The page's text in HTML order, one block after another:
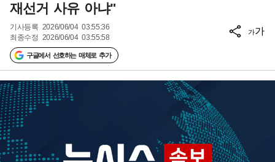
재선거 사유 아냐"
기사등록 2026/06/04 03:55:36
최종수정 2026/06/04 03:55:58
구글에서 선호하는 매체로 추가
가가